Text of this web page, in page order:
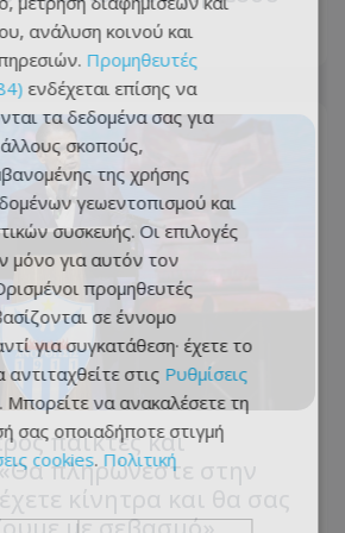
παίκτες και
πληρώνεστε στην
κίνητρα και θα σας
ανάλυση κοινού και
Προμηθευτές
ενδέχεται επίσης να
τα δεδομένα σας για
σκοπούς,
της χρήσης
γεωεντοπισμού και
συσκευής. Οι επιλογές
μόνο για αυτόν τον
προμηθευτές
σε έννομο
για συγκατάθεση· έχετε το
αντιταχθείτε στις Ρυθμίσεις
. Μπορείτε να ανακαλέσετε τη
σας οποιαδήποτε στιγμή
cookies. Πολιτική